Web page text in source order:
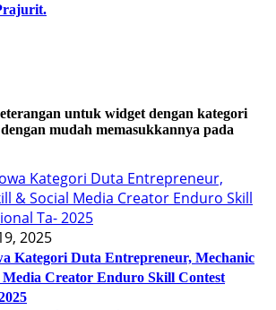
untuk widget dengan kategori
mudah memasukkannya pada
2025
Kategori Duta Entrepreneur, Mechanic
Creator Enduro Skill Contest